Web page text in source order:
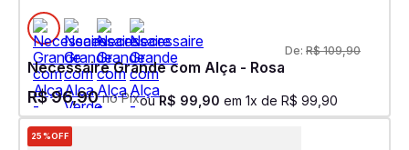
Necessaire Grande com Alça - Rosa
De: R$ 109,90
R$96,90no PixouR$ 99 90 em 1x de R$ 99 90
25%OFF